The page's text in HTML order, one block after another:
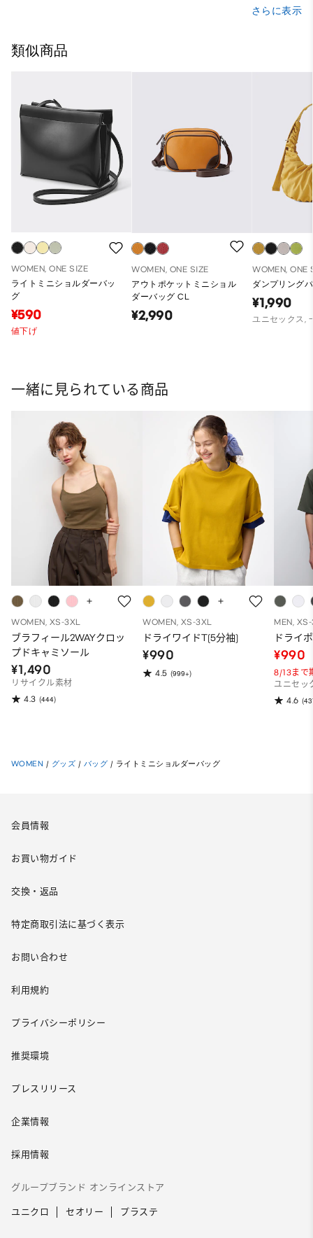
さらに表示
類似商品
WOMEN, ONE SIZE
ライトミニショルダーバッ
グ
¥590
値下げ
WOMEN, ONE SIZE
アウトポケットミニショル
ダーバッグ CL
¥2,990
WOMEN, ONE
ダンプリング
¥1,990
ユニセックス,
一緒に見られている商品
WOMEN, XS-3XL
ブラフィール2WAYクロッ
プドキャミソール
¥1,490
リサイクル素材
4.3 (444)
WOMEN, XS-3XL
ドライワイドT(5分袖)
¥990
4.5 (999+)
MEN,
ドライ
¥990
8/13まで
ユニセッ
4.6
WOMEN / グッズ / バッグ / ライトミニショルダーバッグ
会員情報
お買い物ガイド
交換・返品
特定商取引法に基づく表示
お問い合わせ
利用規約
プライバシーポリシー
推奨環境
プレスリリース
企業情報
採用情報
グループブランド オンラインストア
ユニクロ セオリー プラステ